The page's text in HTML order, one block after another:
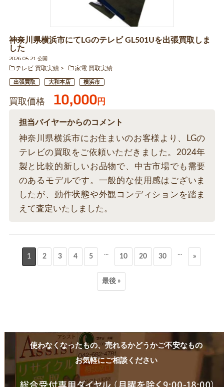
神奈川県横浜市にてLGのテレビ GL501Uを出張買取しま
した
2026.05.21 公開
テレビ 買取実績
家電 買取実績
出張買取 大和本店 横浜市
買取価格 10,000円
担当バイヤーからのコメント
神奈川県横浜市にお住まいのお客様より、LGの
テレビの買取をご依頼いただきました。2024年
製と比較的新しいお品物で、中古市場でも需要
のあるモデルです。一般的な使用感はございま
したが、動作状態や外観コンディションを踏ま
えて査定いたしました。
1 2 3 4 5 ... 10 20 30 ... »
最後 »
使わなくなったもの、売れるかどうかご不安なもの
お気軽にご相談ください